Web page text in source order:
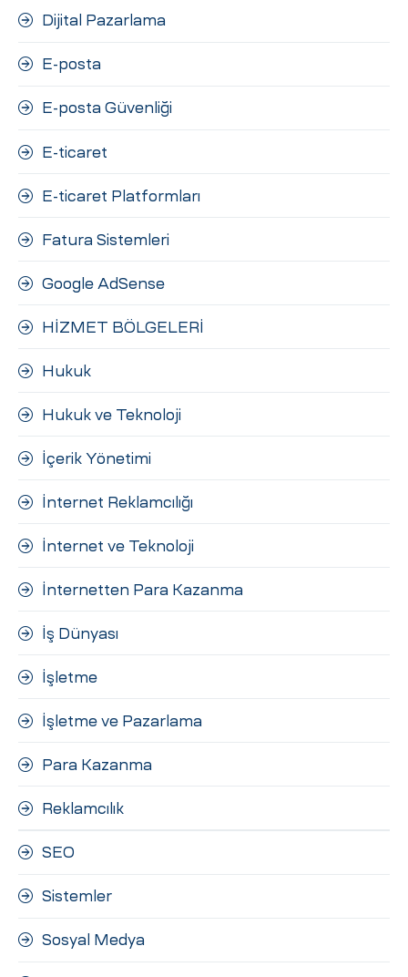
Dijital Pazarlama
E-posta
E-posta Güvenliği
E-ticaret
E-ticaret Platformları
Fatura Sistemleri
Google AdSense
HİZMET BÖLGELERİ
Hukuk
Hukuk ve Teknoloji
İçerik Yönetimi
İnternet Reklamcılığı
İnternet ve Teknoloji
İnternetten Para Kazanma
İş Dünyası
İşletme
İşletme ve Pazarlama
Para Kazanma
Reklamcılık
SEO
Sistemler
Sosyal Medya